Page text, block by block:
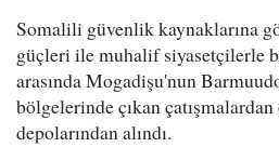
Somalili güvenlik kaynaklarına
güçleri ile muhalif siyasetçilerle
arasında Mogadişu'nun
bölgelerinde çıkan
depolarından alındı.